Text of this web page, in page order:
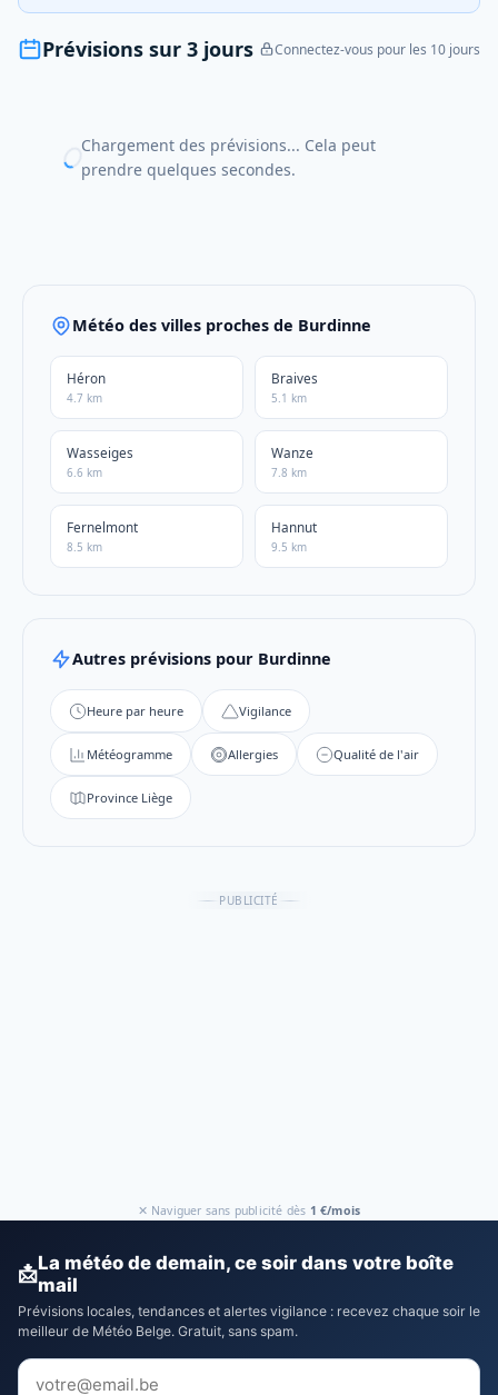
Prévisions sur 3 jours Connectez-vous pour les 10 jours
Chargement des prévisions... Cela peut
prendre quelques secondes.
Météo des villes proches de Burdinne
Héron
4.7 km
Braives
5.1 km
Wasseiges
6.6 km
Wanze
7.8 km
Fernelmont
8.5 km
Hannut
9.5 km
Autres prévisions pour Burdinne
Heure par heure Vigilance
Météogramme Allergies Qualité de l'air
Province Liège
PUBLICITÉ
✕ Naviguer sans publicité dès 1 €/mois
📩La météo de demain, ce soir dans votre boîte
mail
Prévisions locales, tendances et alertes vigilance : recevez chaque soir le
meilleur de Météo Belge. Gratuit, sans spam.